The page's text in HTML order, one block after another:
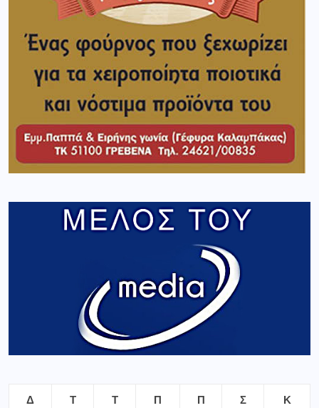
Δ Τ Τ Π Π Σ Κ